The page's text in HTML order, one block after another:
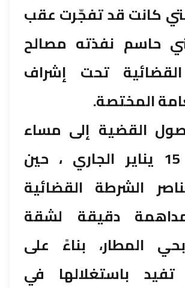
كانت قد تفجّرت عقب
حاسم نفذته مصالح
تحت إشراف
المختصة.
القضية إلى مساء
الخميس 15 يناير الجاري ، حين
الشرطة القضائية
دقيقة لشقة
المطار، بناءً على
باستغلالها في